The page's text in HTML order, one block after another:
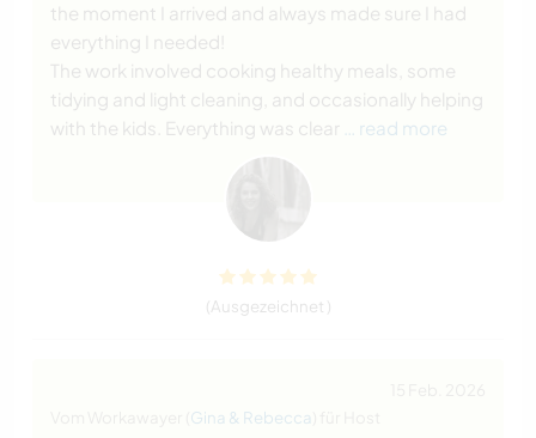
the moment I arrived and always made sure I had
everything I needed!
The work involved cooking healthy meals, some
tidying and light cleaning, and occasionally helping
with the kids. Everything was clear
… read more
(Ausgezeichnet )
Gina & Rebecca